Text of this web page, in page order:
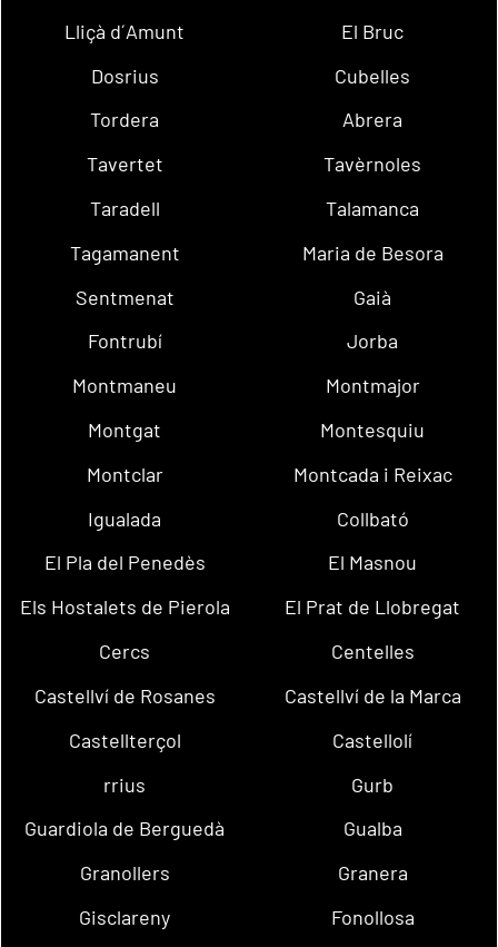
Lliçà d´Amunt
El Bruc
Dosrius
Cubelles
Tordera
Abrera
Tavertet
Tavèrnoles
Taradell
Talamanca
Tagamanent
Maria de Besora
Sentmenat
Gaià
Fontrubí
Jorba
Montmaneu
Montmajor
Montgat
Montesquiu
Montclar
Montcada i Reixac
Igualada
Collbató
El Pla del Penedès
El Masnou
Els Hostalets de Pierola
El Prat de Llobregat
Cercs
Centelles
Castellví de Rosanes
Castellví de la Marca
Castellterçol
Castellolí
rrius
Gurb
Guardiola de Berguedà
Gualba
Granollers
Granera
Gisclareny
Fonollosa